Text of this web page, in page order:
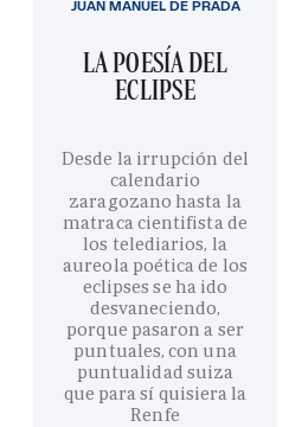
LA POESÍA DEL
ECLIPSE
Desde la irrupción del
calendario
zaragozano hasta la
matraca cientifista de
los telediarios, la
aureola poética de los
eclipses se ha ido
desvaneciendo,
porque pasaron a ser
puntuales, con una
puntualidad suiza
que para sí quisiera la
Renfe
JUAN MANUEL DE PRADA